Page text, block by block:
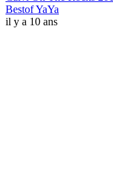
Bestof YaYa
il y a 10 ans